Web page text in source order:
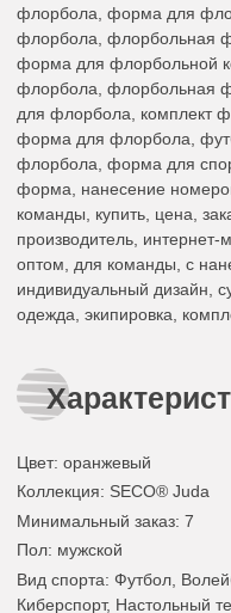
флорбола, форма для
флорбола, флорбольная
форма для флорбольной
флорбола, флорбольная
для флорбола, комплект
форма для флорбола,
флорбола, форма для
форма, нанесение
команды, купить, цена,
производитель, интернет-
оптом, для команды, с
индивидуальный дизайн,
одежда, экипировка,
Цвет: оранжевый
Коллекция: SECO® Juda
Минимальный заказ: 7
Пол: мужской
Вид спорта: Футбол,
Киберспорт, Настольный